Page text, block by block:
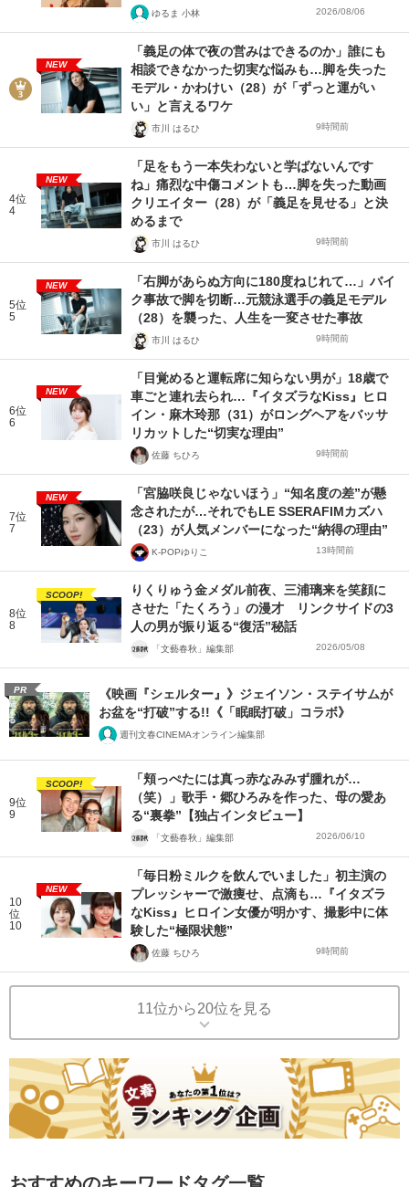
ゆるま 小林 2026/08/06
NEW
「義足の体で夜の営みはできるのか」誰にも
相談できなかった切実な悩みも…脚を失った
モデル・かわけい（28）が「ずっと運がい
い」と言えるワケ
市川 はるひ 9時間前
4位
4
NEW
「足をもう一本失わないと学ばないんです
ね」痛烈な中傷コメントも…脚を失った動画
クリエイター（28）が「義足を見せる」と決
めるまで
市川 はるひ 9時間前
5位
5
NEW
「右脚があらぬ方向に180度ねじれて…」バイ
ク事故で脚を切断…元競泳選手の義足モデル
（28）を襲った、人生を一変させた事故
市川 はるひ 9時間前
6位
6
NEW
「目覚めると運転席に知らない男が」18歳で
車ごと連れ去られ…『イタズラなKiss』ヒロ
イン・麻木玲那（31）がロングヘアをバッサ
リカットした“切実な理由”
佐藤 ちひろ 9時間前
7位
7
NEW
「宮脇咲良じゃないほう」“知名度の差”が懸
念されたが…それでもLE SSERAFIMカズハ
（23）が人気メンバーになった“納得の理由”
K-POPゆりこ 13時間前
8位
8
SCOOP!
りくりゅう金メダル前夜、三浦璃来を笑顔に
させた「たくろう」の漫才 リンクサイドの3
人の男が振り返る“復活”秘話
「文藝春秋」編集部 2026/05/08
PR
《映画『シェルター』》ジェイソン・ステイサムが
お盆を“打破”する!!《「眠眠打破」コラボ》
週刊文春CINEMAオンライン編集部
9位
9
SCOOP!
「頬っぺたには真っ赤なみみず腫れが…
（笑）」歌手・郷ひろみを作った、母の愛あ
る“裏拳”【独占インタビュー】
「文藝春秋」編集部 2026/06/10
10
位
10
NEW
「毎日粉ミルクを飲んでいました」初主演の
プレッシャーで激痩せ、点滴も…『イタズラ
なKiss』ヒロイン女優が明かす、撮影中に体
験した“極限状態”
佐藤 ちひろ 9時間前
11位から20位を見る